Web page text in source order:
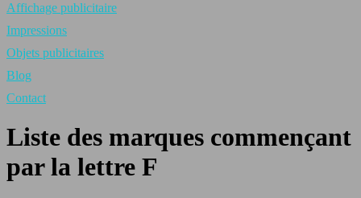
Affichage publicitaire
Impressions
Objets publicitaires
Blog
Contact
Liste des marques commençant
par la lettre F